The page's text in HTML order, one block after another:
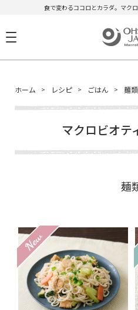
食で変わるココロとカラダ。マク
ホーム レシピ ごはん 麺類
マクロビオテ
麺